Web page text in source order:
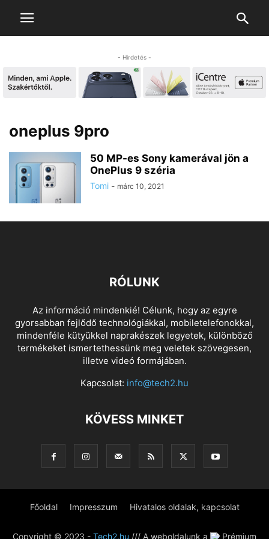
- Hirdetés -
oneplus 9pro
50 MP-es Sony kamerával jön a
OnePlus 9 széria
Tomi - márc 10, 2021
RÓLUNK
Az információ mindenkié! Célunk, hogy az egyre
gyorsabban fejlődő technológiákkal, mobiletelefonokkal,
mindenféle kütyükkel naprakészek legyetek, különböző
termékeket ismertethessünk meg veletek szövegesen,
illetve videó formájában.
Kapcsolat: info@tech2.hu
KÖVESS MINKET
Főoldal Impresszum Hivatalos oldalak, kapcsolat
Copyright © 2023 - Tech2.hu /// A weboldalunk a Prémium